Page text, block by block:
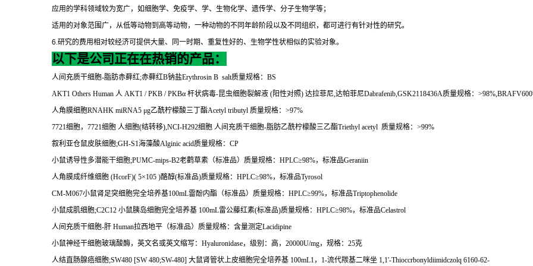
应用的学科领域较为宽广，如细胞学、免疫学、学、生物化学、遗传学、分子生物学等；
适用的对象范围广，从低等动物到高等动物，一种动物的不同年龄阶段以及不同组织，都可进行有针对性的研究。
6. 研究的费用相对较经济可提供大量、同一时期、重复性好的、生物学性状相似的实验对象。
以下是公司正在在热销的产品：
人间充质干细胞-脂肪赤藓红;赤藓红B钠盐Erythrosin B salt质量规格： BS
AKT1 Others Human 人 AKT1 / PKB / PKBα 杆状病毒-昆虫细胞裂解液 (阳性对照) 达拉菲尼 达帕菲尼Dabrafenib,GSK2118436A质量规格： >98%,BRAFV600
人角膜细胞RNAHK miRNA5 μg乙酰柠檬酸三丁酯Acetyl tributyl 质量规格： >97%
7721细胞， 7721细胞 人细胞(结转移),NCI-H292细胞 人间充质干细胞-脂肪乙酰柠檬酸三乙酯Triethyl acetyl 质量规格： >99%
叙利亚仓鼠皮肤细胞;GH-S1海藻酸Alginic acid质量规格： CP
小鼠诱导性多潜能干细胞;PUMC-mips-B2老鹳草素（标准品）质量规格： HPLC≥98%，标准品Geraniin
人角膜成纤维细胞 (HcorF)( 5×105 )酪醇(标准品)质量规格： HPLC≥98%，标准品Tyrosol
CM-M067小鼠肾足突细胞完全培养基100mL雷酚内酯（标准品）质量规格： HPLC≥99%，标准品Triptophenolide
小鼠成肌细胞;C2C12 小鼠胰岛细胞完全培养基 100mL雷公藤红素(标准品)质量规格： HPLC≥98%，标准品Celastrol
人间充质干细胞-肝 Human拉西地平（标准品）质量规格：含量测定Lacidipine
小鼠神经干细胞玻璃酸酶，英文名或英文缩写： Hyaluronidase，级别：高， 20000U/mg，规格： 25克
人结直肠腺癌细胞;SW480 [SW 480;SW-480] 大鼠肾管状上皮细胞完全培养基 100mL1 ， 1-流代羰基二咪坐 1,1'-Thioccrbonyldiimidczolq 6160-62-